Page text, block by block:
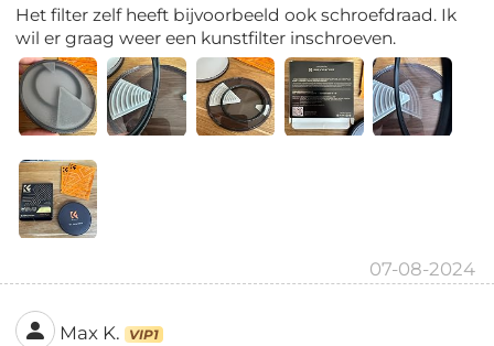
Het filter zelf heeft bijvoorbeeld ook schroefdraad. Ik
wil er graag weer een kunstfilter inschroeven.
07-08-2024
Max K. VIP1